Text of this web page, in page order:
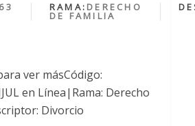
RAMA: DERECHO
DE FAMILIA
ver másCódigo:
en Línea|Rama: Derecho
Divorcio